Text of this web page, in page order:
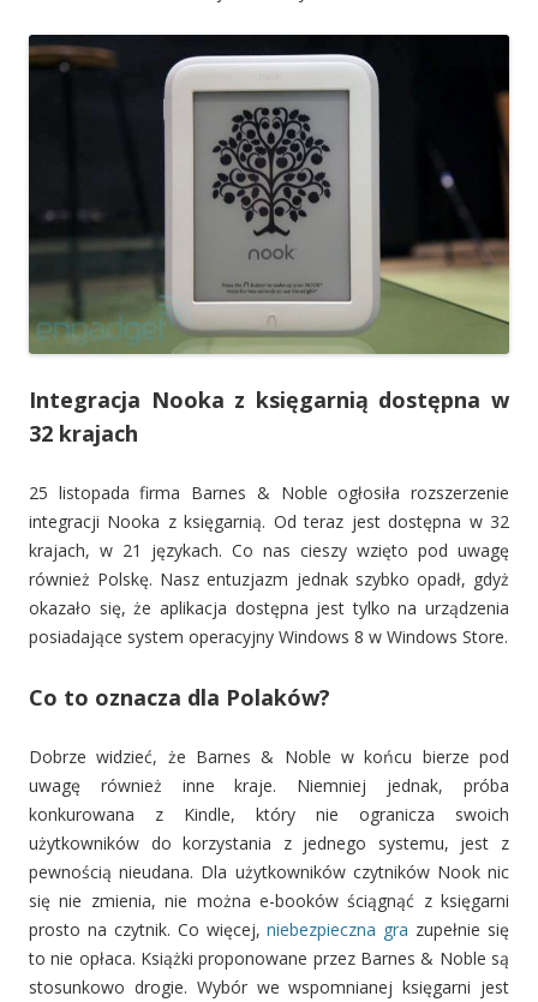
Integracja Nooka z księgarnią dostępna w
32 krajach
25 listopada firma Barnes & Noble ogłosiła rozszerzenie
integracji Nooka z księgarnią. Od teraz jest dostępna w 32
krajach, w 21 językach. Co nas cieszy wzięto pod uwagę
również Polskę. Nasz entuzjazm jednak szybko opadł, gdyż
okazało się, że aplikacja dostępna jest tylko na urządzenia
posiadające system operacyjny Windows 8 w Windows Store.
Co to oznacza dla Polaków?
Dobrze widzieć, że Barnes & Noble w końcu bierze pod
uwagę również inne kraje. Niemniej jednak, próba
konkurowana z Kindle, który nie ogranicza swoich
użytkowników do korzystania z jednego systemu, jest z
pewnością nieudana. Dla użytkowników czytników Nook nic
się nie zmienia, nie można e-booków ściągnąć z księgarni
prosto na czytnik. Co więcej,niebezpieczna gra zupełnie się
to nie opłaca. Książki proponowane przez Barnes & Noble są
stosunkowo drogie. Wybór we wspomnianej księgarni jest